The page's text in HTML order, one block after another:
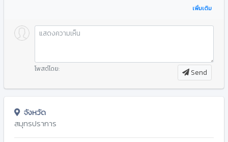
เพิ่มเติม
โพสต์โดย: Send
จังหวัด
สมุทรปราการ